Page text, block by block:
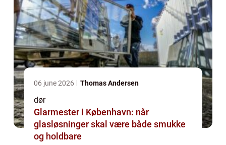
06 june 2026 Thomas Andersen
dør
Glarmester i København: når
glasløsninger skal være både smukke
og holdbare